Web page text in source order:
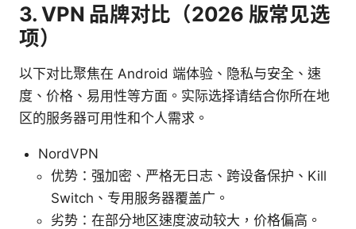
3. VPN 品牌对比（2026 版常见选
项）
以下对比聚焦在 Android 端体验、隐私与安全、速
度、价格、易用性等方面。实际选择请结合你所在地
区的服务器可用性和个人需求。
NordVPN
优势：强加密、严格无日志、跨设备保护、Kill
Switch、专用服务器覆盖广。
劣势：在部分地区速度波动较大，价格偏高。